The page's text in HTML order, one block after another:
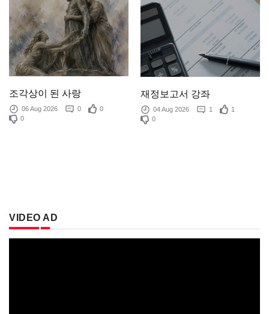
조각상이 된 사랑
06 Aug 2026 0
0
0
재정보고서 강좌
04 Aug 2026 1
1
0
VIDEO AD